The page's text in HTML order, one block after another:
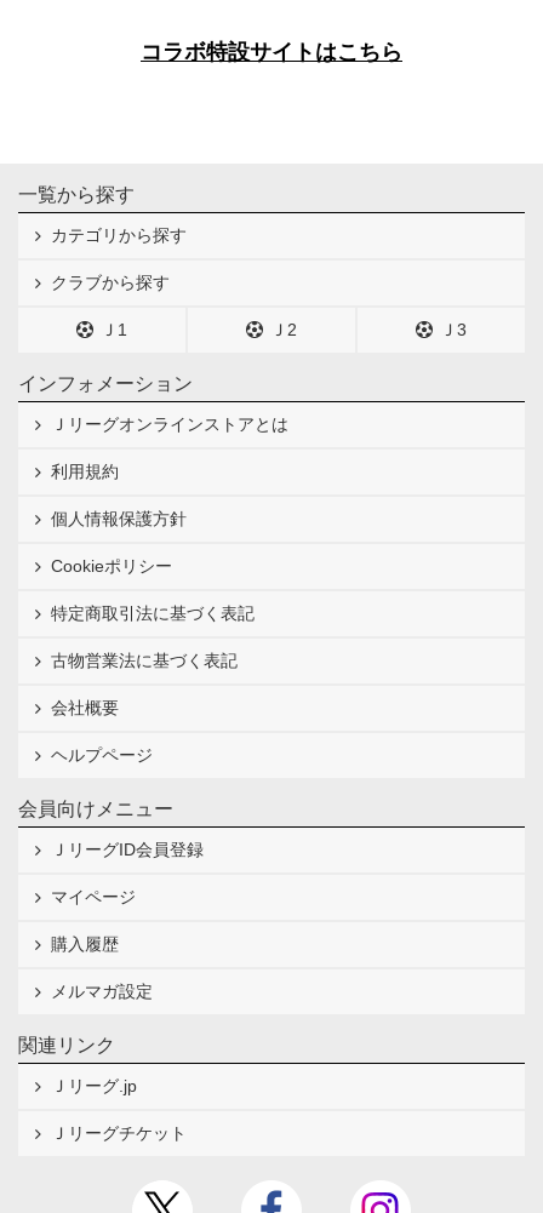
コラボ特設サイトはこちら
一覧から探す
カテゴリから探す
クラブから探す
Ｊ1 Ｊ2 Ｊ3
インフォメーション
Ｊリーグオンラインストアとは
利用規約
個人情報保護方針
Cookieポリシー
特定商取引法に基づく表記
古物営業法に基づく表記
会社概要
ヘルプページ
会員向けメニュー
ＪリーグID会員登録
マイページ
購入履歴
メルマガ設定
関連リンク
Ｊリーグ.jp
Ｊリーグチケット